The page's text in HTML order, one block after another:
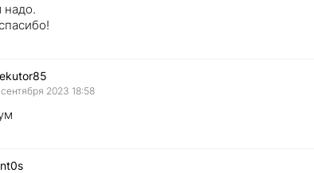
надо.
2023 18:58